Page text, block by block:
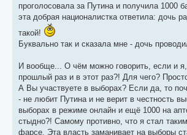
проголосовала за Путина и получила 1000
эта добрая националистка ответила: дочь
такой!
Буквально так и сказала мне - дочь
И вообще... О чём можно говорить, если и
прошлый раз и в этот раз?! Для чего?
А Вы участвуете в выборах? Если да, то
- не любит Путина и не верит в честность
выборах в режиме онлайн и ещё 1000 на
стыдно?! Самому противно, что я стал
фарсе. Эта власть заманивает на выборы